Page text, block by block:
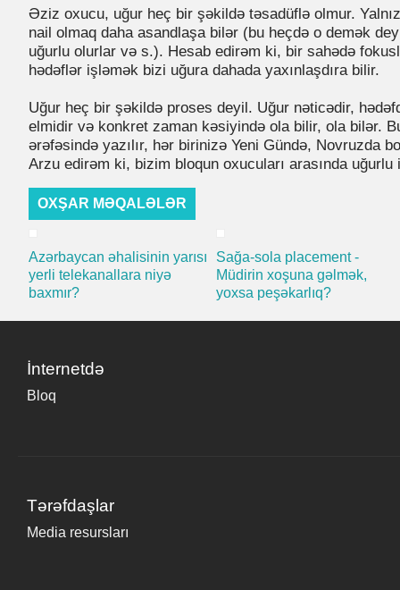
Əziz oxucu, uğur heç bir şəkildə təsadüflə olmur.
nail olmaq daha asandlaşa bilər (bu heçdə o demək
uğurlu olurlar və s.). Hesab edirəm ki, bir sahədə
hədəflər işləmək bizi uğura dahada yaxınlaşdıra bilir.
Uğur heç bir şəkildə proses deyil. Uğur nəticədir,
elmidir və konkret zaman kəsiyində ola bilir, ola bilər.
ərəfəsində yazılır, hər birinizə Yeni Gündə, Novruzda
Arzu edirəm ki, bizim bloqun oxucuları arasında uğurlu
OXŞAR MƏQALƏLƏR
Azərbaycan əhalisinin yarısı
yerli telekanallara niyə
baxmır?
Sağa-sola placement -
Müdirin xoşuna gəlmək,
yoxsa peşəkarlıq?
İnternetdə
Bloq
Tərəfdaşlar
Media resursları